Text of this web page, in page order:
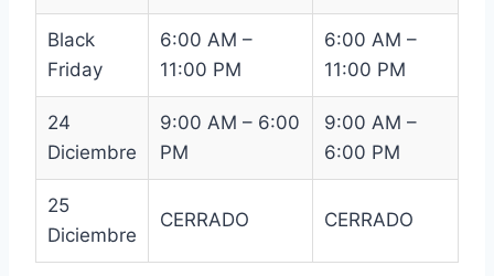
Black
Friday
6:00 AM –
11:00 PM
6:00 AM –
11:00 PM
24
Diciembre
9:00 AM – 6:00
PM
9:00 AM –
6:00 PM
25
Diciembre
CERRADO CERRADO